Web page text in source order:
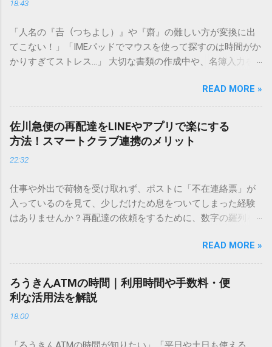
18:43
「人名の『𠮷（つちよし）』や『齋』の難しい方が変換に出
てこない！」「IMEパッドでマウスを使って探すのは時間がか
かりすぎてストレス…」 大切な書類の作成中や、名簿入力を
てしまいますよね。多くの人が「IMEパッド（手書き入力）」
を使いますが、実はマウスで一画ずつ書くのは非効率です
し、似た漢字が多すぎて結局見つからないことも少なくあり
ません。 そこで今回は、IMEパッドを使わずに、特定のコー
ドを打ち込むだけで一瞬で旧字や外字、特殊記号を呼び出す
「文字コード入力」のテクニックを詳しく解説します。 この
必要はありません。 1. なぜ「変換」しても旧字・外字が出て
こないのか？ そもそも、なぜ普通の変換で出てこない漢字が
あるのでしょうか。その理由は、パソコンが文字を認識する
は、JIS規格（日本産業規格）によって「第1水準」「第2水
準」といった形で整理されています。しかし、人名や地名に
使われる非常に古い漢字（旧字）や、特定の組織だけで作ら
れた「外字」は、この一般的な変換リストに含まれていない
ン上のすべての文字には、いわば「住所」のような番号が割
READ MORE »
佐川急便の再配達をLINEやアプリで楽にする
方法！スマートクラブ連携のメリット
22:32
仕事や外出で荷物を受け取れず、ポストに「不在連絡票」が
入っているのを見て、少しだけため息をついてしまった経験
はありませんか？再配達の依頼をするために、数字の羅列を
ことに申し訳なさを感じたりすることもあるかもしれませ
ん。 「もっとスムーズに、自分のタイミングで受け取りた
い」 「わざわざ電話をかけずに、スマホ一つで完結させた
い」 そんな願いを叶えてくれるのが、佐川急便の会員制サー
ビス「スマートクラブ」と、LINEや公式アプリの連携です。
これらを活用するだけで、再配達のストレスは驚くほど軽く
READ MORE »
ろうきんATMの時間｜利用時間や手数料・便
利な活用法を解説
18:00